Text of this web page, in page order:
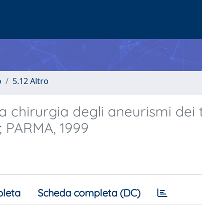
5.12 Altro
chirurgia degli aneurismi
PARMA, 1999
Scheda completa (DC)